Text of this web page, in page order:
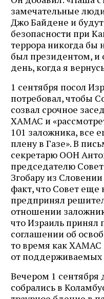
замечательные
Джо Байдене и
безопасности при
террора никогда бы
был президентом, и
день, когда я
1 сентября посол
потребовал, чтобы
созвал срочное
ХАМАС и
101 заложника, все
плену в Газе». В
секретарю ООН
председателю
Згобару из
факт, что Совет
предпринял
отношении
что Израиль принял
соглашении об
то время как ХАМАС
от
Вечером 1 сентября
собрались в